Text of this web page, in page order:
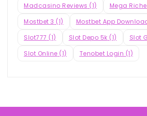
Madcasino Reviews (1) Mega
Mostbet 3 (1) Mostbet App
Slot777 (1) Slot Depo 5k (1) Slot
Slot Online (1) Tenobet Login (1)